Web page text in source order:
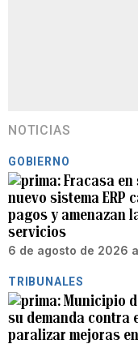
NOTICIAS
GOBIERNO
Fracasa
nuevo sistema ERP
pagos y amenazan
servicios
6 de agosto de 2026 a
TRIBUNALES
Municipio
su demanda contra
paralizar mejoras